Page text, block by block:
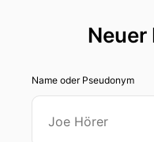
Neuer
Name oder Pseudonym